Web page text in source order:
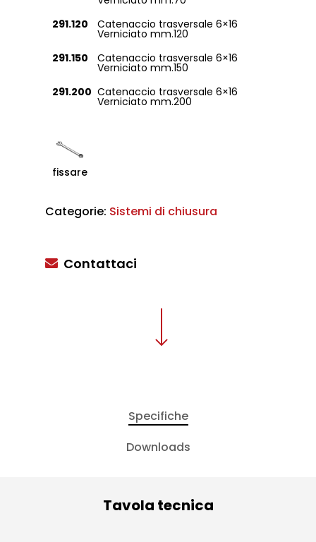
291.120
Catenaccio trasversale 6×16
Verniciato mm.120
291.150
Catenaccio trasversale 6×16
Verniciato mm.150
291.200 Catenaccio trasversale 6×16
Verniciato mm.200
fissare
Categorie: Sistemi di chiusura
Contattaci
Specifiche
Downloads
Tavola tecnica